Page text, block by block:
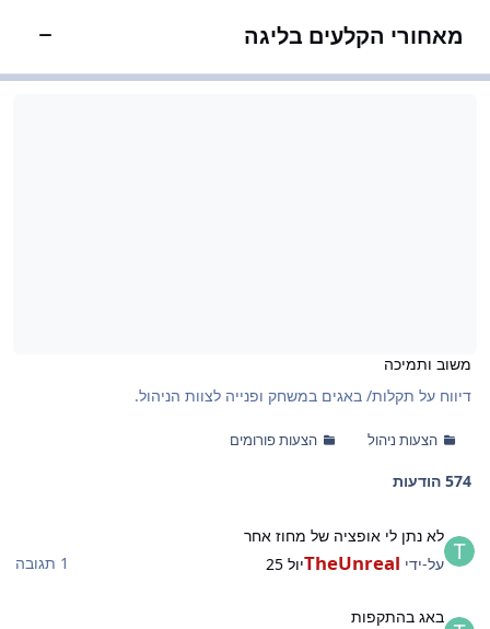
מאחורי הקלעים בליגה
משוב ותמיכה
דיווח על תקלות/ באגים במשחק ופנייה לצוות הניהול.
הצעות ניהול הצעות פורומים
574 הודעות
לא נתן לי אופציה של מחוז אחר
על-ידי TheUnrealיול 25
1 תגובה
באג בהתקפות